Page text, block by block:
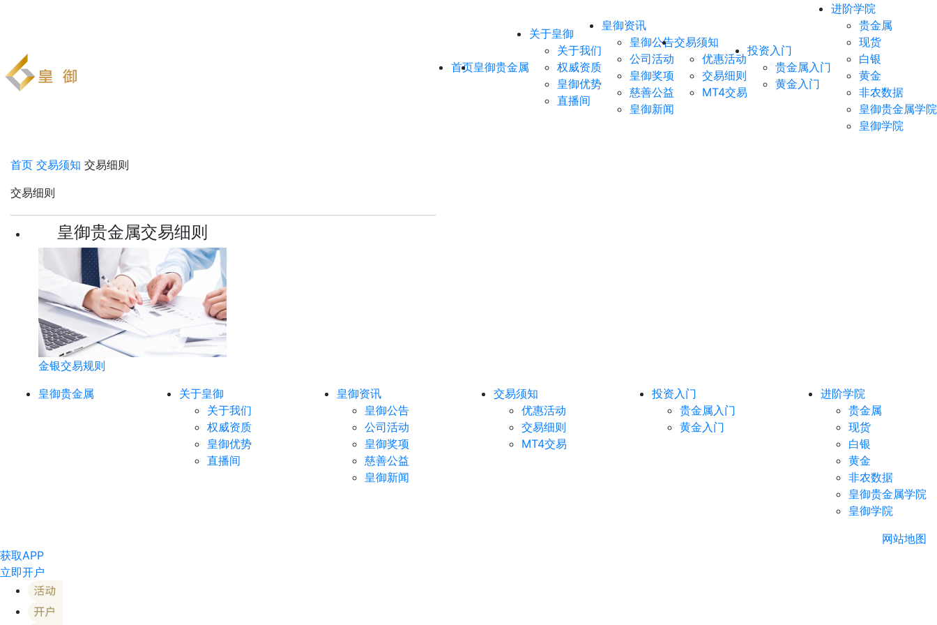
首页皇御贵金属
关于皇御
关于我们
权威资质
皇御优势
直播间
皇御资讯
皇御公告
公司活动
皇御奖项
慈善公益
皇御新闻
交易须知
优惠活动
交易细则
MT4交易
投资入门
贵金属入门
黄金入门
进阶学院
贵金属
现货
白银
黄金
非农数据
皇御贵金属学院
皇御学院
首页 交易须知 交易细则
交易细则
皇御贵金属交易细则
金银交易规则
皇御贵金属
关于皇御
关于我们
权威资质
皇御优势
直播间
皇御资讯
皇御公告
公司活动
皇御奖项
慈善公益
皇御新闻
交易须知
优惠活动
交易细则
MT4交易
投资入门
贵金属入门
黄金入门
进阶学院
贵金属
现货
白银
黄金
非农数据
皇御贵金属学院
皇御学院
网站地图
获取APP
立即开户